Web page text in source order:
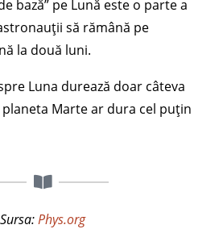
bază” pe Lună este o parte a
să rămână pe
la două luni.
Luna durează doar câteva
Marte ar dura cel puțin
Sursa:Phys.org